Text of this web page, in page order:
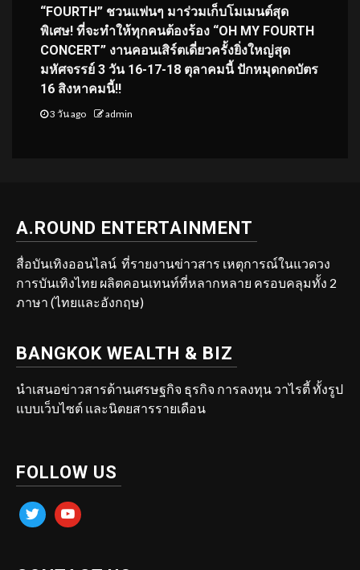
“FOURTH” ชวนแฟนๆ มาร่วมเก็บโมเมนต์สุด
พิเศษ! ที่จะทำให้ทุกคนต้องร้อง “OH MY FOURTH
CONCERT” งานคอนเสิร์ตเดี่ยวครั้งยิ่งใหญ่สุด
มหัศจรรย์ 3 วัน 16-17-18 ตุลาคมนี้ ปักหมุดกดบัตร
16 สิงหาคมนี้!!
3 วัน ago admin
A.ROUND ENTERTAINMENT
สื่อบันเทิงออนไลน์ ที่รายงานข่าวสาร เหตุการณ์ในแวดวง
การบันเทิงไทย ผลิตคอนเทนท์ที่หลากหลาย ครอบคลุมทั้ง 2
ภาษา (ไทยและอังกฤษ)
BANGKOK WEALTH & BIZ
นำเสนอข่าวสารด้านเศรษฐกิจ ธุรกิจ การลงทุน วาไรตี้ ทั้งรูป
แบบเว็บไซต์ และนิตยสารรายเดือน
FOLLOW US
twitter youtube